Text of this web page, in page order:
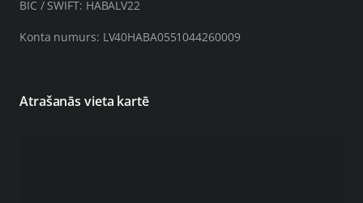
BIC / SWIFT: HABALV22
Konta numurs: LV40HABA0551044260009
Atrašanās vieta kartē